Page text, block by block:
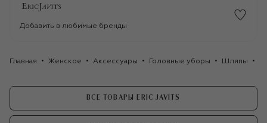
Добавить в любимые бренды
Главная Женское Аксессуары Головные уборы Шляпы
ВСЕ ТОВАРЫ ERIC JAVITS